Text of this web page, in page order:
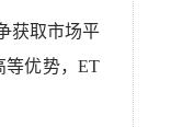
获取市场平
等优势，ET